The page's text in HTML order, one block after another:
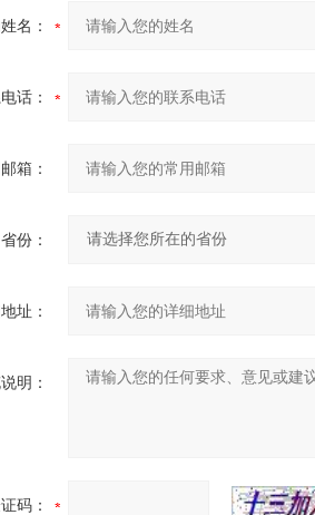
名：
话：
箱：
省份：
址：
明：
码：